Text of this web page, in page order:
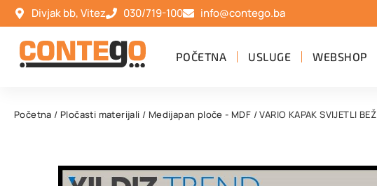
Divjak bb, Vitez 030/719-100 info@contego.ba
POČETNA USLUGE WEBSHOP
Početna / Pločasti materijali / Medijapan ploče - MDF / VARIO KAPAK SVIJETLI BEŽ